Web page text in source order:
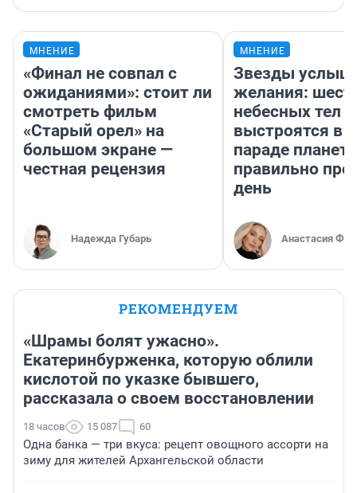
МНЕНИЕ
«Финал не совпал с
ожиданиями»: стоит ли
смотреть фильм
«Старый орел» на
большом экране —
честная рецензия
Надежда Губарь
МНЕНИЕ
Звезды
желания:
небесных тел
выстроятся в
параде планет
правильно
день
Анастасия
РЕКОМЕНДУЕМ
«Шрамы болят ужасно».
Екатеринбурженка, которую облили
кислотой по указке бывшего,
рассказала о своем восстановлении
18 часов 15 087 60
Одна банка — три вкуса: рецепт овощного ассорти на
зиму для жителей Архангельской области